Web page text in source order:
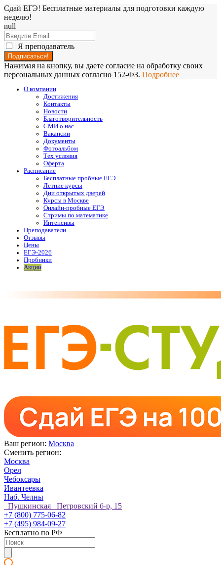
Сдай ЕГЭ! Бесплатные материалы для подготовки каждую
неделю!
null
Я преподаватель
Нажимая на кнопку, вы даете согласие на обработку своих
персональных данных согласно 152-ФЗ. Подробнее
О компании
Достижения
Контакты
Новости
Благотворительность
СМИ о нас
Вакансии
Документы
Фотоальбом
Тех условия
Оферта
Расписание
Бесплатные пробные ЕГЭ
Летние курсы
Дни открытых дверей
Курсы в Москве
Онлайн-пробные ЕГЭ
Стримы по математике
Интенсивы
Преподаватели
Отзывы
Цены
ЕГЭ-2026
Пробники
Акции
Ваш регион: Москва
Сменить регион:
Москва
Орел
Чебоксары
Ивантеевка
Наб. Челны
Пушкинская Петровский б-р, 15
+7 (800) 775-06-82
+7 (495) 984-09-27
Бесплатно по РФ